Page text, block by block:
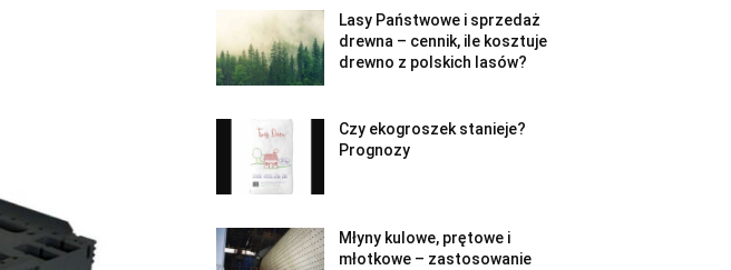
Lasy Państwowe i sprzedaż
drewna – cennik, ile kosztuje
drewno z polskich lasów?
Czy ekogroszek stanieje?
Prognozy
Młyny kulowe, prętowe i
młotkowe – zastosowanie